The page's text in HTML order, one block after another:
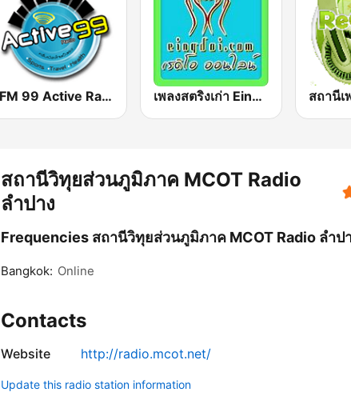
FM 99 Active Radio เพลงสตริงเก่า Eingdoi Radio
สถานีวิทุยส่วนภูมิภาค MCOT Radio
ลำปาง
Frequencies สถานีวิทุยส่วนภูมิภาค MCOT Radio ลำป
Bangkok: Online
Contacts
Website http://radio.mcot.net/
Update this radio station information